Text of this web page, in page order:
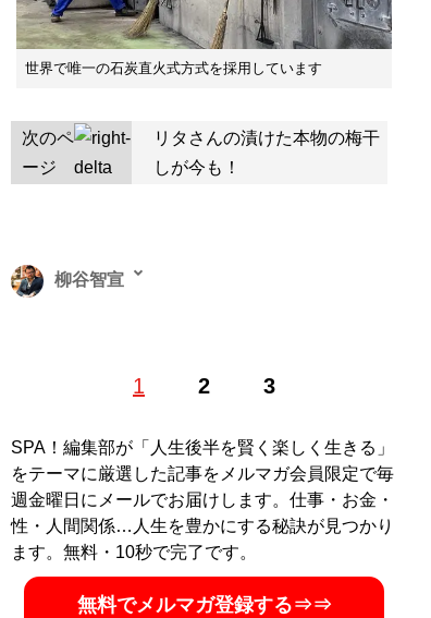
世界で唯一の石炭直火式方式を採用しています
次のペ
ージ
リタさんの漬けた本物の梅干
しが今も！
1 2 3
柳谷智宣
してデビュー。酒好きが高じて、2011年に
した。新型コロナウイルス影響を補填すべく、原価BAR
オンライン「リカーライブラリー」 をスタート。
YouTubeチャンネル
も開設し生き残りに挑んでいる
記事一覧へ
SPA！編集部が「人生後半を賢く楽しく生きる」
をテーマに厳選した記事をメルマガ会員限定で毎
週金曜日にメールでお届けします。仕事・お金・
性・人間関係…人生を豊かにする秘訣が見つかり
ます。無料・10秒で完了です。
無料でメルマガ登録する⇒⇒